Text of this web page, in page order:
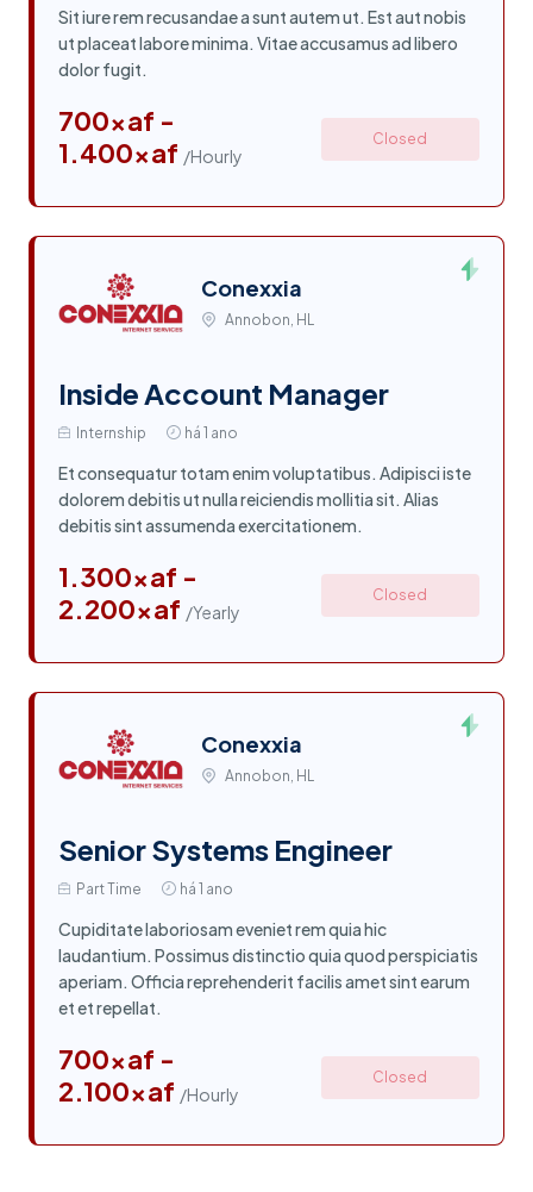
Sit iure rem recusandae a sunt autem ut. Est aut nobis
ut placeat labore minima. Vitae accusamus ad libero
dolor fugit.
700xaf -
1.400xaf /Hourly
Closed
Conexxia
Annobon, HL
Inside Account Manager
Internship há 1 ano
Et consequatur totam enim voluptatibus. Adipisci iste
dolorem debitis ut nulla reiciendis mollitia sit. Alias
debitis sint assumenda exercitationem.
1.300xaf -
2.200xaf /Yearly
Closed
Conexxia
Annobon, HL
Senior Systems Engineer
Part Time há 1 ano
Cupiditate laboriosam eveniet rem quia hic
laudantium. Possimus distinctio quia quod perspiciatis
aperiam. Officia reprehenderit facilis amet sint earum
et et repellat.
700xaf -
2.100xaf /Hourly
Closed